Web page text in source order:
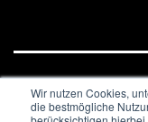
Wir nutzen Cookies,
die bestmögliche
JOBS & KARRIERE
DATENSCHUTZ